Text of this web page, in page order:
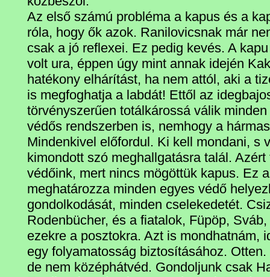
Az első számú probléma a kapus és a
róla, hogy ők azok. Ranilovicsnak már
csak a jó reflexei. Ez pedig kevés. A
volt ura, éppen úgy mint annak idején
hatékony elhárítást, ha nem attól, aki a
is megfoghatja a labdát! Ettől az
törvényszerűen totálkárossá válik
védős rendszerben is, nemhogy a
Mindenkivel előfordul. Ki kell mondani, s
kimondott szó meghallgatásra talál.
védőink, mert nincs mögöttük kapus. Ez
meghatározza minden egyes védő
gondolkodását, minden cselekedetét.
Rodenbücher, és a fiatalok, Füpöp,
ezekre a posztokra. Azt is mondhatnám,
egy folyamatosság biztosításához.
de nem középhátvéd. Gondoljunk csak